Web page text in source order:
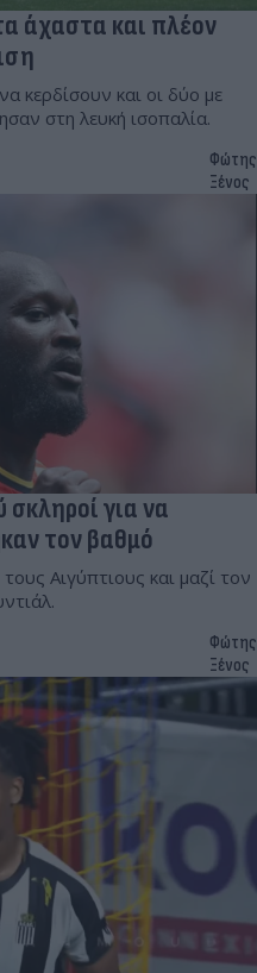
άχαστα και πλέον
κερδίσουν και οι δύο με
στη λευκή ισοπαλία.
Φώτης
Ξένος
για να
τον βαθμό
Αιγύπτιους και μαζί τον
Φώτης
Ξένος